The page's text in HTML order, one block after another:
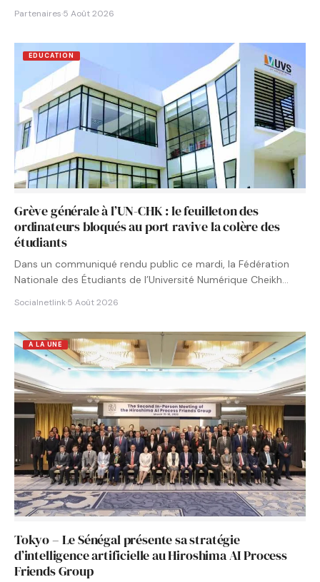
Partenaires·5 Août 2026
EDUCATION
Grève générale à l’UN-CHK : le feuilleton des
ordinateurs bloqués au port ravive la colère des
étudiants
Dans un communiqué rendu public ce mardi, la Fédération
Nationale des Étudiants de l’Université Numérique Cheikh
Socialnetlink·5 Août 2026
A LA UNE
Tokyo – Le Sénégal présente sa stratégie
d’intelligence artificielle au Hiroshima AI Process
Friends Group